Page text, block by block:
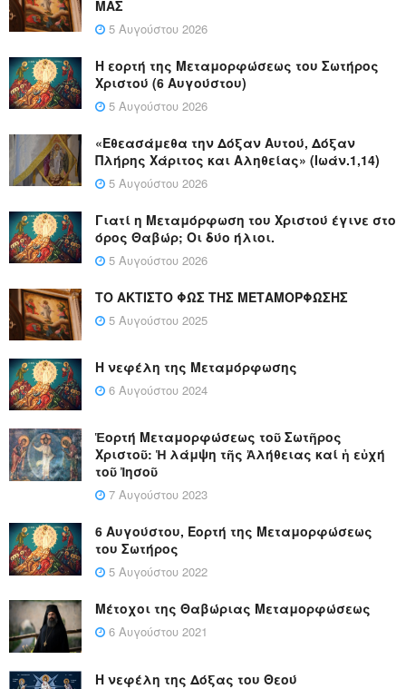
ΜΑΣ
5 Αυγούστου 2026
Η εορτή της Μεταμορφώσεως του Σωτήρος
Χριστού (6 Αυγούστου)
5 Αυγούστου 2026
«Εθεασάμεθα την Δόξαν Αυτού, Δόξαν
Πλήρης Χάριτος και Αληθείας» (Ιωάν.1,14)
5 Αυγούστου 2026
Γιατί η Μεταμόρφωση του Χριστού έγινε στο
όρος Θαβώρ; Οι δύο ήλιοι.
5 Αυγούστου 2026
ΤΟ ΑΚΤΙΣΤΟ ΦΩΣ ΤΗΣ ΜΕΤΑΜΟΡΦΩΣΗΣ
5 Αυγούστου 2025
Η νεφέλη της Μεταμόρφωσης
6 Αυγούστου 2024
Ἑορτή Μεταμορφώσεως τοῦ Σωτῆρος
Χριστοῦ: Ἡ λάμψη τῆς Ἀλήθειας καί ἡ εὐχή
τοῦ Ἰησοῦ
7 Αυγούστου 2023
6 Αυγούστου, Εορτή της Μεταμορφώσεως
του Σωτήρος
5 Αυγούστου 2022
Μέτοχοι της Θαβώριας Μεταμορφώσεως
6 Αυγούστου 2021
Η νεφέλη της Δόξας του Θεού